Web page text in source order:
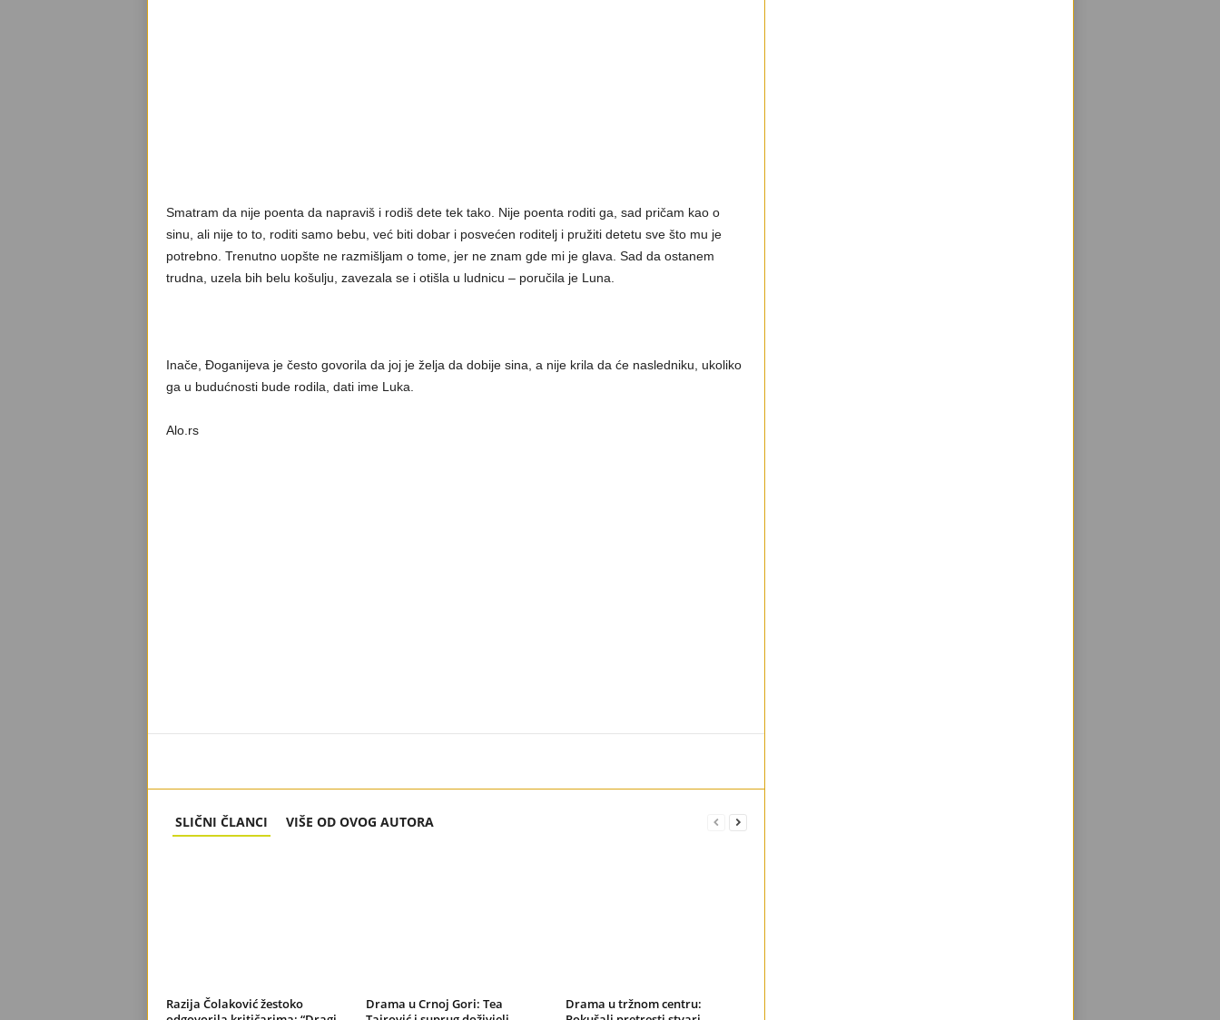
Smatram da nije poenta da napraviš i rodiš dete tek tako. Nije poenta roditi ga, sad pričam kao o
sinu, ali nije to to, roditi samo bebu, već biti dobar i posvećen roditelj i pružiti detetu sve što mu je
potrebno. Trenutno uopšte ne razmišljam o tome, jer ne znam gde mi je glava. Sad da ostanem
trudna, uzela bih belu košulju, zavezala se i otišla u ludnicu – poručila je Luna.
Inače, Đoganijeva je često govorila da joj je želja da dobije sina, a nije krila da će nasledniku, ukoliko
ga u budućnosti bude rodila, dati ime Luka.
Alo.rs
SLIČNI ČLANCI VIŠE OD OVOG AUTORA
Razija Čolaković žestoko
Drama u Crnoj Gori: Tea
Drama u tržnom centru: